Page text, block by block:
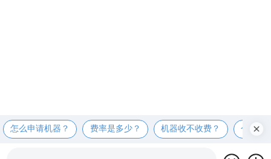
怎么申请机器？ 费率是多少？ 机器收不收费？ 个人可